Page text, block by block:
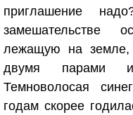
приглашение
замешательстве
лежащую на земле,
двумя парами
Темноволосая
годам скорее